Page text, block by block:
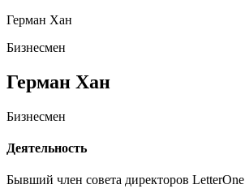
Герман Хан
Бизнесмен
Герман Хан
Бизнесмен
Деятельность
Бывший член совета директоров LetterOne